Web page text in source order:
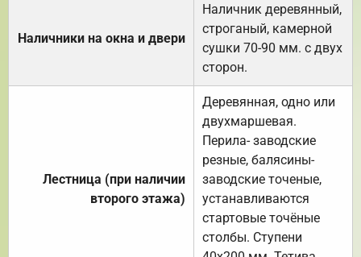
Наличники на окна и двери
Наличник деревянный,
строганый, камерной
сушки 70-90 мм. с двух
сторон.
Лестница (при наличии
второго этажа)
Деревянная, одно или
двухмаршевая.
Перила- заводские
резные, балясины-
заводские точеные,
устанавливаются
стартовые точёные
столбы. Ступени